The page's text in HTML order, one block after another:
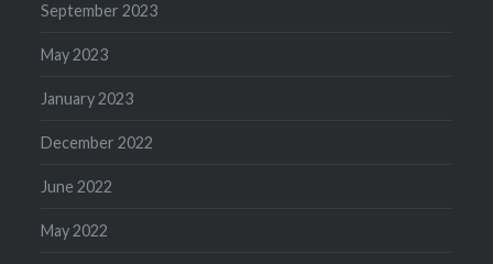
September 2023
May 2023
January 2023
December 2022
June 2022
May 2022